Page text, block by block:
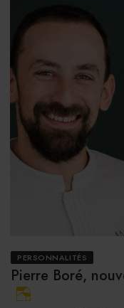
PERSONNALITÉS
Pierre Boré,